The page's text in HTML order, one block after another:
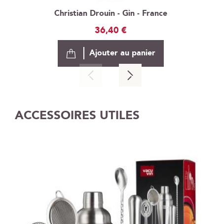
Christian Drouin - Gin - France
36,40 €
Ajouter au panier
ACCESSOIRES UTILES